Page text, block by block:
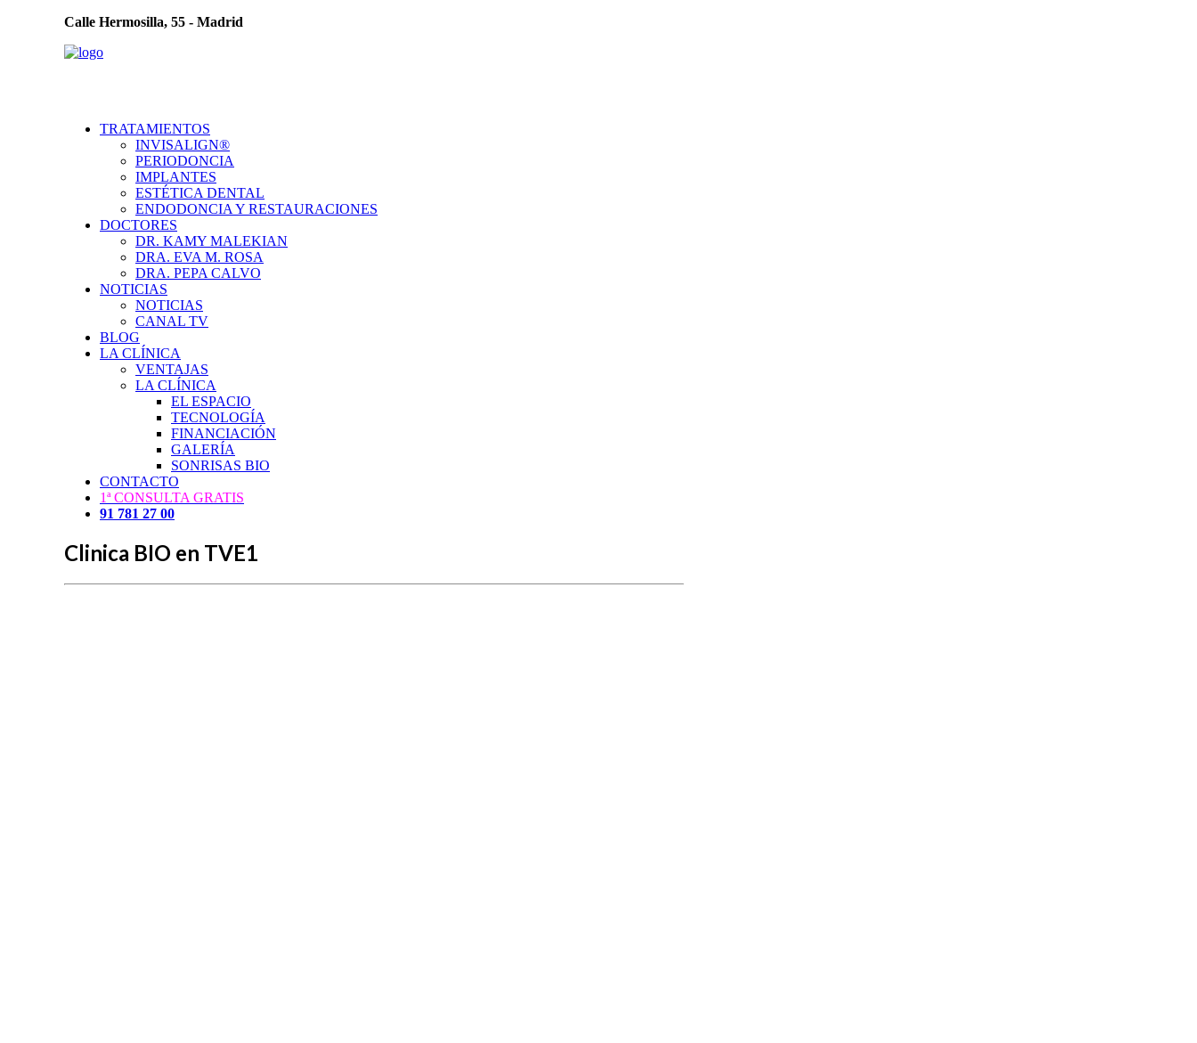
Calle Hermosilla, 55 - Madrid
TRATAMIENTOS
INVISALIGN®
PERIODONCIA
IMPLANTES
ESTÉTICA DENTAL
ENDODONCIA Y RESTAURACIONES
DOCTORES
DR. KAMY MALEKIAN
DRA. EVA M. ROSA
DRA. PEPA CALVO
NOTICIAS
NOTICIAS
CANAL TV
BLOG
LA CLÍNICA
VENTAJAS
LA CLÍNICA
EL ESPACIO
TECNOLOGÍA
FINANCIACIÓN
GALERÍA
SONRISAS BIO
CONTACTO
1ª CONSULTA GRATIS
91 781 27 00
Clinica BIO en TVE1